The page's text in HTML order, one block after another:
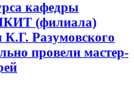
кафедры
(филиала)
Разумовского
провели мастер-